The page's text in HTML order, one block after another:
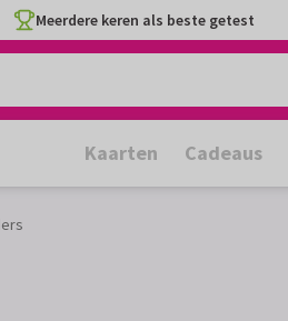
Meerdere keren als beste getest
Kaarten Cadeaus